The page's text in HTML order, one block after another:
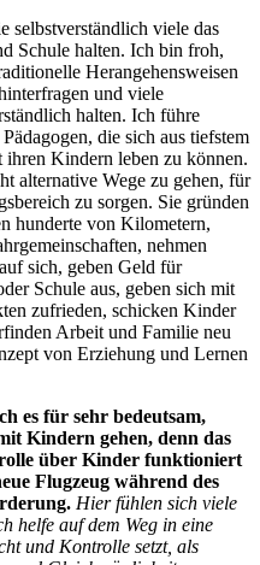
selbstverständlich viele das
Schule halten. Ich bin froh,
Herangehensweisen
und viele
halten. Ich führe
die sich aus tiefstem
Kindern leben zu können.
alternative Wege zu gehen, für
zu sorgen. Sie gründen
hunderte von Kilometern,
nehmen
sich, geben Geld für
Schule aus, geben sich mit
zufrieden, schicken Kinder
Arbeit und Familie neu
von Erziehung und Lernen
es für sehr bedeutsam,
Kindern gehen, denn das
über Kinder funktioniert
Flugzeug während des
Hier fühlen sich viele
helfe auf dem Weg in eine
und Kontrolle setzt, als